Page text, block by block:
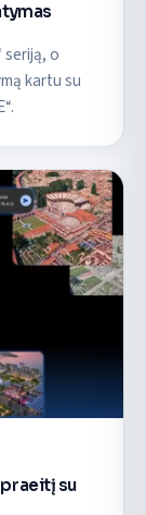
seriją, o
kartu su
su